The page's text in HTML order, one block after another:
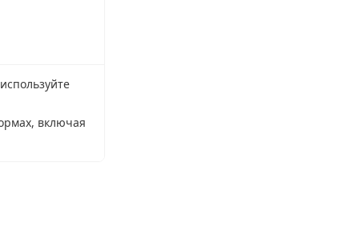
включая